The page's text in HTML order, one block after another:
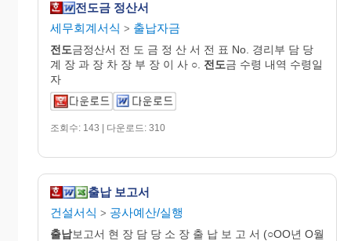
전도금 정산서
세무회계서식 > 출납자금
전도금정산서 전 도 금 정 산 서 전 표 No. 경리부 담 당
계 장 과 장 차 장 부 장 이 사 ○. 전도금 수령 내역 수령일
자
조회수: 143 | 다운로드: 310
출납 보고서
건설서식 > 공사예산/실행
출납보고서 현 장 담 당 소 장 출 납 보 고 서 (○OO년 O월